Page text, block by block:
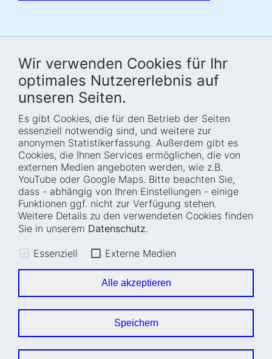
Wir verwenden Cookies für Ihr
optimales Nutzererlebnis auf
unseren Seiten.
Es gibt Cookies, die für den Betrieb der Seiten
essenziell notwendig sind, und weitere zur
anonymen Statistikerfassung. Außerdem gibt es
Cookies, die Ihnen Services ermöglichen, die von
externen Medien angeboten werden, wie z.B.
YouTube oder Google Maps. Bitte beachten Sie,
dass - abhängig von Ihren Einstellungen - einige
Funktionen ggf. nicht zur Verfügung stehen.
Weitere Details zu den verwendeten Cookies finden
Sie in unserem Datenschutz.
Essenziell Externe Medien
Alle akzeptieren
Speichern
Startseite
Wer wir sind
Wie wir arbeiten
Projekte
Fellowships
Karriere
Blog
Presse
Termine
Barrierefreiheit
Transparenz
Glossar
Anfahrt und
Leichte Sprache
Erklärung zur
Barrierefreiheit
Impressum
Sitemap
Cookie-Einstellungen